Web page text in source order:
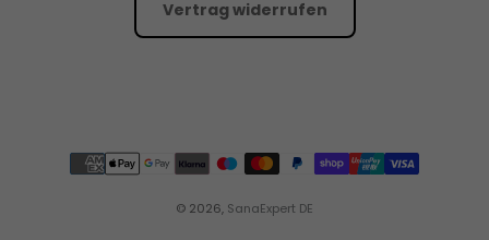
Vertrag widerrufen
© 2026, SanaExpert DE